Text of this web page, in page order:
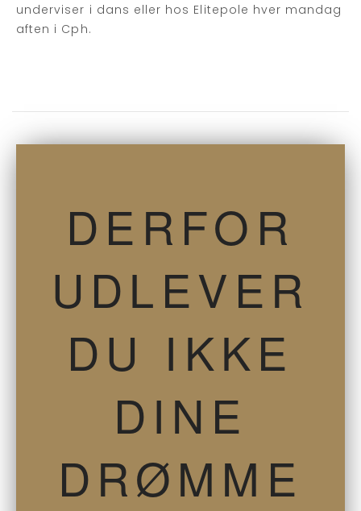
underviser i dans eller hos Elitepole hver mandag
aften i Cph.
DERFOR
UDLEVER
DU IKKE
DINE
DRØMME